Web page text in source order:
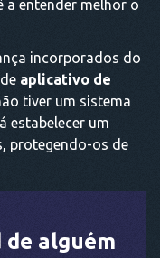
a entender melhor o
incorporados do
aplicativo de
tiver um sistema
estabelecer um
protegendo-os de
alguém